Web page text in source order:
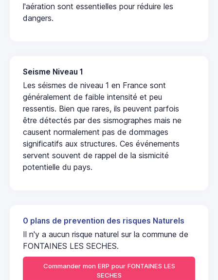
l'aération sont essentielles pour réduire les
dangers.
Seisme Niveau 1
Les séismes de niveau 1 en France sont
généralement de faible intensité et peu
ressentis. Bien que rares, ils peuvent parfois
être détectés par des sismographes mais ne
causent normalement pas de dommages
significatifs aux structures. Ces événements
servent souvent de rappel de la sismicité
potentielle du pays.
0 plans de prevention des risques Naturels
Il n'y a aucun risque naturel sur la commune de
FONTAINES LES SECHES.
Commander mon ERP pour FONTAINES LES
SECHES